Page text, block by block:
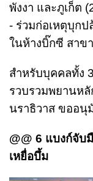
พังงา และภูเก็ต
- ร่วมก่อเหตุบุกป
ในห้างบิ๊กซี สาข
สำหรับบุคคลทั้ง
รวบรวมพยานหลั
นราธิวาส ขออนุ
@@ 6 แบงก์จับ
เหยื่อบึ้ม